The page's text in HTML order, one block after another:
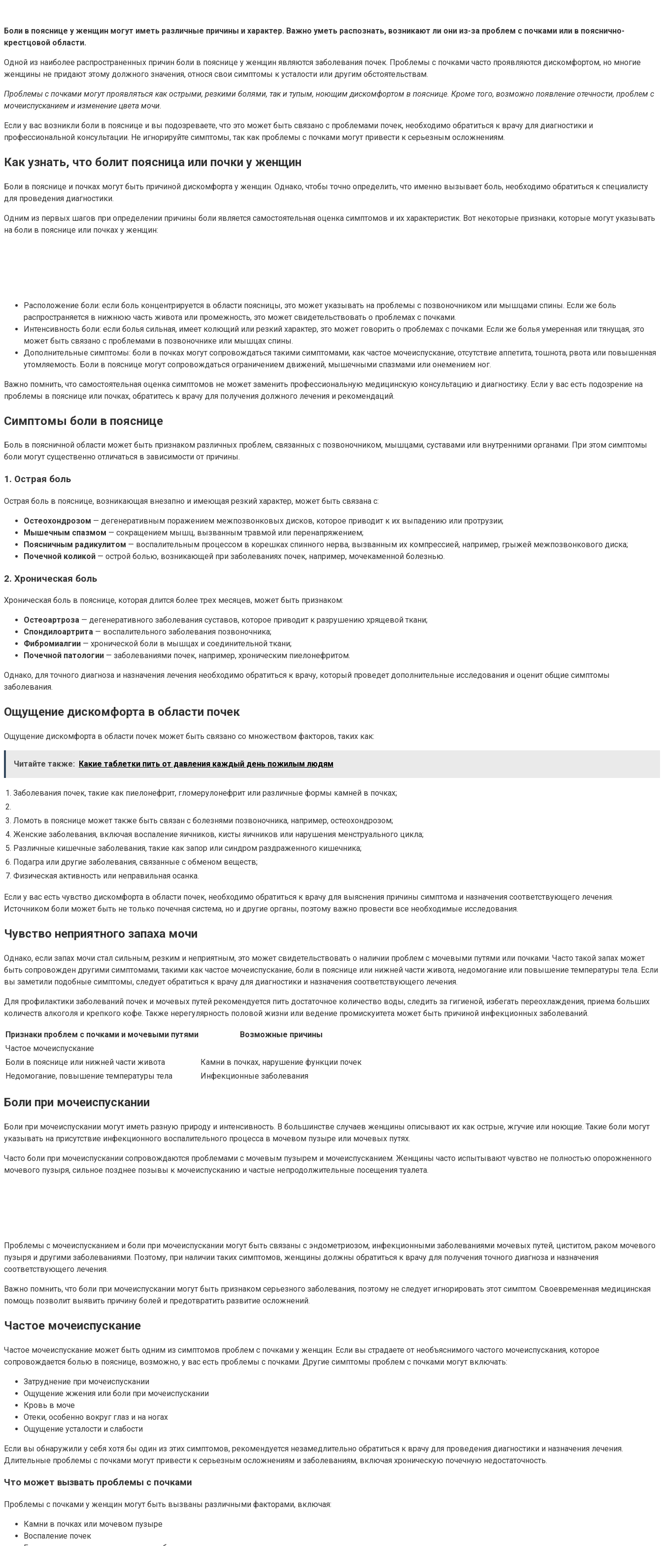
Боли в пояснице у женщин могут иметь различные причины и характер. Важно уметь распознать, возникают ли они из-за проблем с почками или в пояснично-
крестцовой области.
Одной из наиболее распространенных причин боли в пояснице у женщин являются заболевания почек. Проблемы с почками часто проявляются дискомфортом, но многие
женщины не придают этому должного значения, относя свои симптомы к усталости или другим обстоятельствам.
Проблемы с почками могут проявляться как острыми, резкими болями, так и тупым, ноющим дискомфортом в пояснице. Кроме того, возможно появление отечности, проблем с
мочеиспусканием и изменение цвета мочи.
Если у вас возникли боли в пояснице и вы подозреваете, что это может быть связано с проблемами почек, необходимо обратиться к врачу для диагностики и
профессиональной консультации. Не игнорируйте симптомы, так как проблемы с почками могут привести к серьезным осложнениям.
Как узнать, что болит поясница или почки у женщин
Боли в пояснице и почках могут быть причиной дискомфорта у женщин. Однако, чтобы точно определить, что именно вызывает боль, необходимо обратиться к специалисту
для проведения диагностики.
Одним из первых шагов при определении причины боли является самостоятельная оценка симптомов и их характеристик. Вот некоторые признаки, которые могут указывать
на боли в пояснице или почках у женщин:
Расположение боли: если боль концентрируется в области поясницы, это может указывать на проблемы с позвоночником или мышцами спины. Если же боль
распространяется в нижнюю часть живота или промежность, это может свидетельствовать о проблемах с почками.
Интенсивность боли: если болья сильная, имеет колющий или резкий характер, это может говорить о проблемах с почками. Если же болья умеренная или тянущая, это
может быть связано с проблемами в позвоночнике или мышцах спины.
Дополнительные симптомы: боли в почках могут сопровождаться такими симптомами, как частое мочеиспускание, отсутствие аппетита, тошнота, рвота или повышенная
утомляемость. Боли в пояснице могут сопровождаться ограничением движений, мышечными спазмами или онемением ног.
Важно помнить, что самостоятельная оценка симптомов не может заменить профессиональную медицинскую консультацию и диагностику. Если у вас есть подозрение на
проблемы в пояснице или почках, обратитесь к врачу для получения должного лечения и рекомендаций.
Симптомы боли в пояснице
Боль в поясничной области может быть признаком различных проблем, связанных с позвоночником, мышцами, суставами или внутренними органами. При этом симптомы
боли могут существенно отличаться в зависимости от причины.
1. Острая боль
Острая боль в пояснице, возникающая внезапно и имеющая резкий характер, может быть связана с:
Остеохондрозом — дегенеративным поражением межпозвонковых дисков, которое приводит к их выпадению или протрузии;
Мышечным спазмом — сокращением мышц, вызванным травмой или перенапряжением;
Поясничным радикулитом — воспалительным процессом в корешках спинного нерва, вызванным их компрессией, например, грыжей межпозвонкового диска;
Почечной коликой — острой болью, возникающей при заболеваниях почек, например, мочекаменной болезнью.
2. Хроническая боль
Хроническая боль в пояснице, которая длится более трех месяцев, может быть признаком:
Остеоартроза — дегенеративного заболевания суставов, которое приводит к разрушению хрящевой ткани;
Спондилоартрита — воспалительного заболевания позвоночника;
Фибромиалгии — хронической боли в мышцах и соединительной ткани;
Почечной патологии — заболеваниями почек, например, хроническим пиелонефритом.
Однако, для точного диагноза и назначения лечения необходимо обратиться к врачу, который проведет дополнительные исследования и оценит общие симптомы
заболевания.
Ощущение дискомфорта в области почек
Ощущение дискомфорта в области почек может быть связано со множеством факторов, таких как:
Читайте также: Какие таблетки пить от давления каждый день пожилым людям
1. Заболевания почек, такие как пиелонефрит, гломерулонефрит или различные формы камней в почках;
2.
3. Ломоть в пояснице может также быть связан с болезнями позвоночника, например, остеохондрозом;
4. Женские заболевания, включая воспаление яичников, кисты яичников или нарушения менструального цикла;
5. Различные кишечные заболевания, такие как запор или синдром раздраженного кишечника;
6. Подагра или другие заболевания, связанные с обменом веществ;
7. Физическая активность или неправильная осанка.
Если у вас есть чувство дискомфорта в области почек, необходимо обратиться к врачу для выяснения причины симптома и назначения соответствующего лечения.
Источником боли может быть не только почечная система, но и другие органы, поэтому важно провести все необходимые исследования.
Чувство неприятного запаха мочи
Однако, если запах мочи стал сильным, резким и неприятным, это может свидетельствовать о наличии проблем с мочевыми путями или почками. Часто такой запах может
быть сопровожден другими симптомами, такими как частое мочеиспускание, боли в пояснице или нижней части живота, недомогание или повышение температуры тела. Если
вы заметили подобные симптомы, следует обратиться к врачу для диагностики и назначения соответствующего лечения.
Для профилактики заболеваний почек и мочевых путей рекомендуется пить достаточное количество воды, следить за гигиеной, избегать переохлаждения, приема больших
количеств алкоголя и крепкого кофе. Также нерегулярность половой жизни или ведение промискуитета может быть причиной инфекционных заболеваний.
Признаки проблем с почками и мочевыми путями
Возможные причины
Частое мочеиспускание
Боли в пояснице или нижней части живота
Камни в почках, нарушение функции почек
Недомогание, повышение температуры тела
Инфекционные заболевания
Боли при мочеиспускании
Боли при мочеиспускании могут иметь разную природу и интенсивность. В большинстве случаев женщины описывают их как острые, жгучие или ноющие. Такие боли могут
указывать на присутствие инфекционного воспалительного процесса в мочевом пузыре или мочевых путях.
Часто боли при мочеиспускании сопровождаются проблемами с мочевым пузырем и мочеиспусканием. Женщины часто испытывают чувство не полностью опорожненного
мочевого пузыря, сильное позднее позывы к мочеиспусканию и частые непродолжительные посещения туалета.
Проблемы с мочеиспусканием и боли при мочеиспускании могут быть связаны с эндометриозом, инфекционными заболеваниями мочевых путей, циститом, раком мочевого
пузыря и другими заболеваниями. Поэтому, при наличии таких симптомов, женщины должны обратиться к врачу для получения точного диагноза и назначения
соответствующего лечения.
Важно помнить, что боли при мочеиспускании могут быть признаком серьезного заболевания, поэтому не следует игнорировать этот симптом. Своевременная медицинская
помощь позволит выявить причину болей и предотвратить развитие осложнений.
Частое мочеиспускание
Частое мочеиспускание может быть одним из симптомов проблем с почками у женщин. Если вы страдаете от необъяснимого частого мочеиспускания, которое
сопровождается болью в пояснице, возможно, у вас есть проблемы с почками. Другие симптомы проблем с почками могут включать:
Затруднение при мочеиспускании
Ощущение жжения или боли при мочеиспускании
Кровь в моче
Отеки, особенно вокруг глаз и на ногах
Ощущение усталости и слабости
Если вы обнаружили у себя хотя бы один из этих симптомов, рекомендуется незамедлительно обратиться к врачу для проведения диагностики и назначения лечения.
Длительные проблемы с почками могут привести к серьезным осложнениям и заболеваниям, включая хроническую почечную недостаточность.
Что может вызвать проблемы с почками
Проблемы с почками у женщин могут быть вызваны различными факторами, включая:
Камни в почках или мочевом пузыре
Воспаление почек